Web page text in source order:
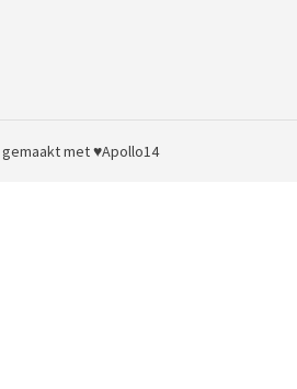
gemaakt met ♥Apollo14